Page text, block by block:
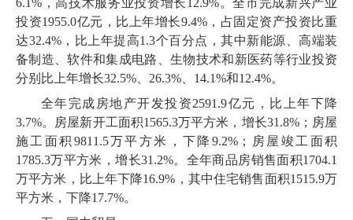
6.1%，高技术服务业投资增长12.9%。全市完成新兴产业
投资1955.0亿元，比上年增长9.4%，占固定资产投资比重
达32.4%，比上年提高1 .3个百分点，其中新能源、高端装
备制造、软件和集成电路、生物技术和新医药等行业投资
分别比上年增长32.5%、 26.3%、 14.1%和12.4%。
全年完成房地产开发投资2591 .9亿元，比上年下降
3.7%。房屋新开工面积1565.3万平方米，增长31 .8%；房屋
施工面积 9811 .5万平方米，下降 9.2%；房屋竣工面积
1785.3万平方米，增长31 .2%。全年商品房销售面积1704.1
万平方米，比上年下降16.9%，其中住宅销售面积1515.9万
平方米，下降17.7%。